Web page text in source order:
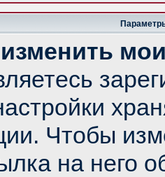
Чтобы
на него